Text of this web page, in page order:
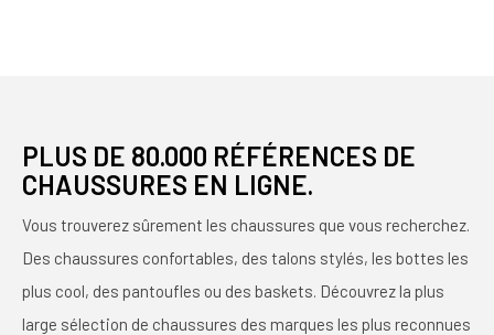
PLUS DE 80.000 RÉFÉRENCES DE
CHAUSSURES EN LIGNE.
Vous trouverez sûrement les chaussures que vous recherchez.
Des chaussures confortables, des talons stylés, les bottes les
plus cool, des pantoufles ou des baskets. Découvrez la plus
large sélection de chaussures des marques les plus reconnues